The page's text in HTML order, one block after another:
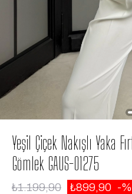
Yeşil Çiçek Nakışlı Yaka
Gömlek GAUS-01275
₺1.199,90 ₺899,90